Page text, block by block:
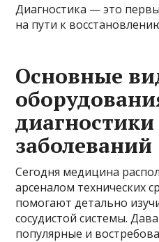
Диагностика — это
на пути к
Основные
заболеваний
Сегодня медицина
арсеналом технических
помогают детально
сосудистой системы.
популярные и